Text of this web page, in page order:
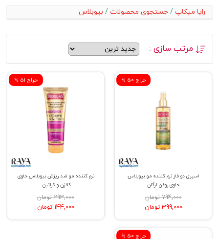
رایا میکاپ / جستجوی محصولات / بیوبلاس
مرتب سازی :
% حراج 50
اسپری دو فاز نرم کننده مو بیوبلاس
حاوی روغن آرگان
794,000 تومان
399,000 تومان
% حراج 51
نرم کننده مو ضد ریزش بیوبلاس حاوی
کلاژن و کراتین
293,000 تومان
144,000 تومان
% حراج 50